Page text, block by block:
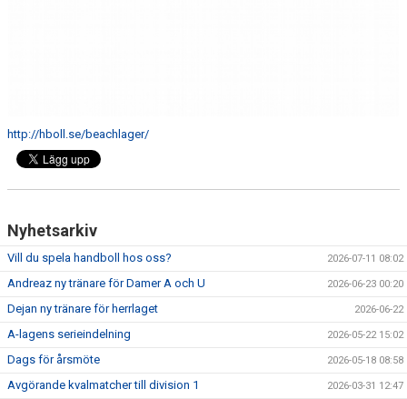
http://hboll.se/beachlager/
Nyhetsarkiv
Vill du spela handboll hos oss? 2026-07-11 08:02
Andreaz ny tränare för Damer A och U 2026-06-23 00:20
Dejan ny tränare för herrlaget 2026-06-22
A-lagens serieindelning 2026-05-22 15:02
Dags för årsmöte 2026-05-18 08:58
Avgörande kvalmatcher till division 1 2026-03-31 12:47